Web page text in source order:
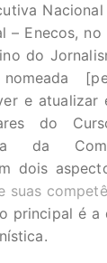
– Enecos,
do
e atualizar
do
da
dois
suas
principal é a